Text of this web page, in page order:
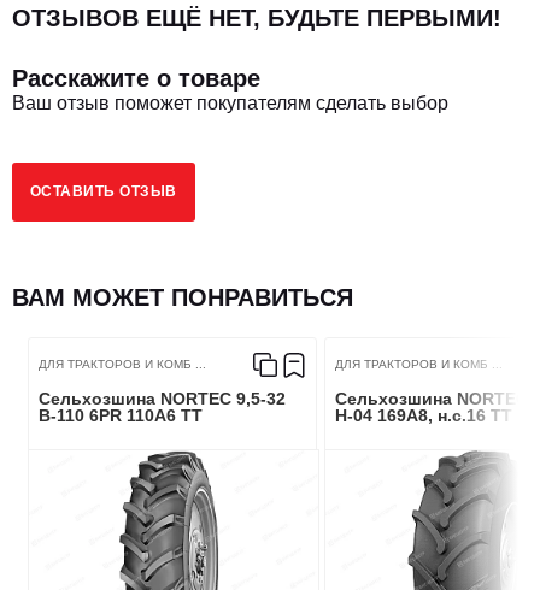
ОТЗЫВОВ ЕЩЁ НЕТ, БУДЬТЕ ПЕРВЫМИ!
Расскажите о товаре
Ваш отзыв поможет покупателям сделать выбор
ОСТАВИТЬ ОТЗЫВ
ВАМ МОЖЕТ ПОНРАВИТЬСЯ
ДЛЯ ТРАКТОРОВ И КОМБ ...
Сельхозшина NORTEC 9,5-32
В-110 6PR 110A6 TT
ДЛЯ ТРАКТОРОВ И КОМБ ...
Сельхозшина NORTEC
Н-04 169A8, н.с.16 ТТ